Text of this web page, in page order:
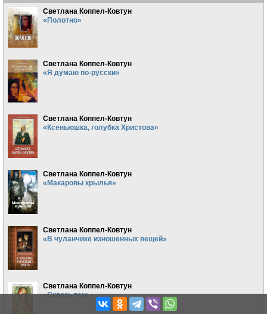
Светлана Коппел-Ковтун
«Полотно»
Светлана Коппел-Ковтун
«Я думаю по-русски»
Светлана Коппел-Ковтун
«Ксеньюшка, голубка Христова»
Светлана Коппел-Ковтун
«Макаровы крылья»
Светлана Коппел-Ковтун
«В чуланчике изношенных вещей»
Светлана Коппел-Ковтун
«Сквозь тень»